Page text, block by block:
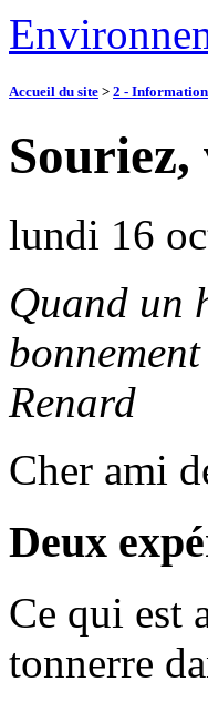
Accueil du site > 2 -
Souriez,
lundi 16
Quand un
Renard
Cher ami
Deux
Ce qui est
tonnerre